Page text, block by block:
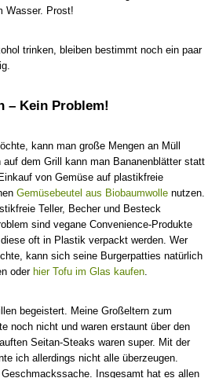
Wasser. Prost!
trinken, bleiben bestimmt noch ein paar
– Kein Problem!
kann man große Mengen an Müll
dem Grill kann man Bananenblätter statt
von Gemüse auf plastikfreie
Gemüsebeutel aus Biobaumwolle nutzen.
Teller, Becher und Besteck
sind vegane Convenience-Produkte
oft in Plastik verpackt werden. Wer
kann sich seine Burgerpatties natürlich
oder hier Tofu im Glas kaufen
begeistert. Meine Großeltern zum
noch nicht und waren erstaunt über den
Seitan-Steaks waren super. Mit der
ich allerdings nicht alle überzeugen.
Insgesamt hat es allen